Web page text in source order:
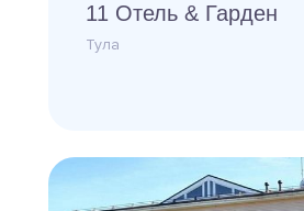
11 Отель & Гарден
Тула